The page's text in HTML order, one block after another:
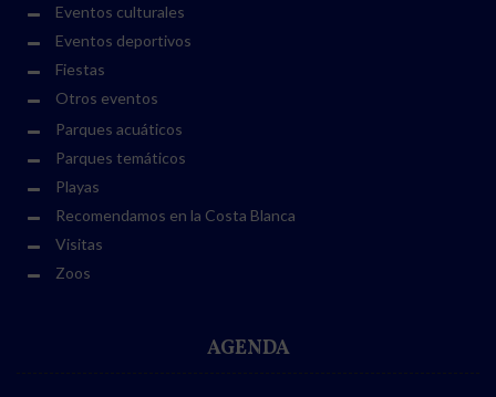
Eventos culturales
Eventos deportivos
Fiestas
Otros eventos
Parques acuáticos
Parques temáticos
Playas
Recomendamos en la Costa Blanca
Visitas
Zoos
AGENDA